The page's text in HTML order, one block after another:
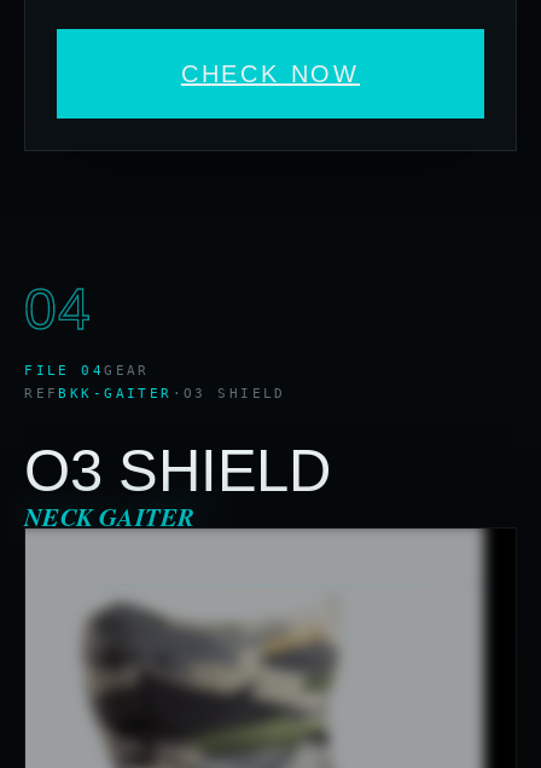
CHECK NOW
04
FILE 04GEAR
REF BKK-GAITER ·O3 SHIELD
O3 SHIELD
NECK GAITER